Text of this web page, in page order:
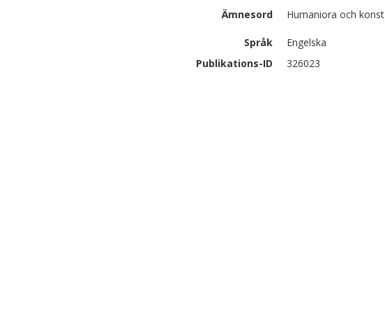
Ämnesord
Humaniora och
Språk
Engelska
Publikations-ID
326023